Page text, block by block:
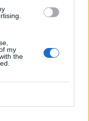
my
the
at holde
opdateret!